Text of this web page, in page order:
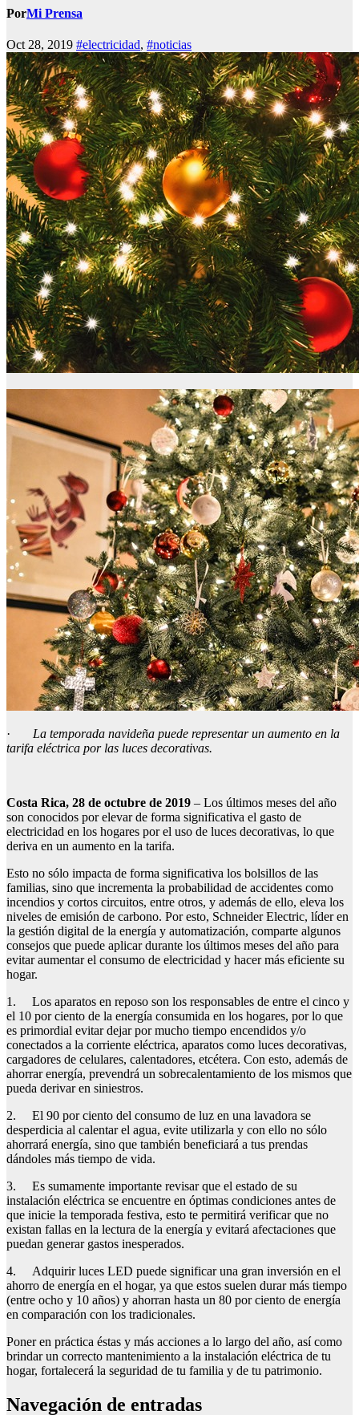
PorMi Prensa
Oct 28, 2019 #electricidad, #noticias
· La temporada navideña puede representar un aumento en la
tarifa eléctrica por las luces decorativas.
Costa Rica, 28 de octubre de 2019 – Los últimos meses del año
son conocidos por elevar de forma significativa el gasto de
electricidad en los hogares por el uso de luces decorativas, lo que
deriva en un aumento en la tarifa.
Esto no sólo impacta de forma significativa los bolsillos de las
familias, sino que incrementa la probabilidad de accidentes como
incendios y cortos circuitos, entre otros, y además de ello, eleva los
niveles de emisión de carbono. Por esto, Schneider Electric, líder en
la gestión digital de la energía y automatización, comparte algunos
consejos que puede aplicar durante los últimos meses del año para
evitar aumentar el consumo de electricidad y hacer más eficiente su
hogar.
1. Los aparatos en reposo son los responsables de entre el cinco y
el 10 por ciento de la energía consumida en los hogares, por lo que
es primordial evitar dejar por mucho tiempo encendidos y/o
conectados a la corriente eléctrica, aparatos como luces decorativas,
cargadores de celulares, calentadores, etcétera. Con esto, además de
ahorrar energía, prevendrá un sobrecalentamiento de los mismos que
pueda derivar en siniestros.
2. El 90 por ciento del consumo de luz en una lavadora se
desperdicia al calentar el agua, evite utilizarla y con ello no sólo
ahorrará energía, sino que también beneficiará a tus prendas
dándoles más tiempo de vida.
3. Es sumamente importante revisar que el estado de su
instalación eléctrica se encuentre en óptimas condiciones antes de
que inicie la temporada festiva, esto te permitirá verificar que no
existan fallas en la lectura de la energía y evitará afectaciones que
puedan generar gastos inesperados.
4. Adquirir luces LED puede significar una gran inversión en el
ahorro de energía en el hogar, ya que estos suelen durar más tiempo
(entre ocho y 10 años) y ahorran hasta un 80 por ciento de energía
en comparación con los tradicionales.
Poner en práctica éstas y más acciones a lo largo del año, así como
brindar un correcto mantenimiento a la instalación eléctrica de tu
hogar, fortalecerá la seguridad de tu familia y de tu patrimonio.
Navegación de entradas